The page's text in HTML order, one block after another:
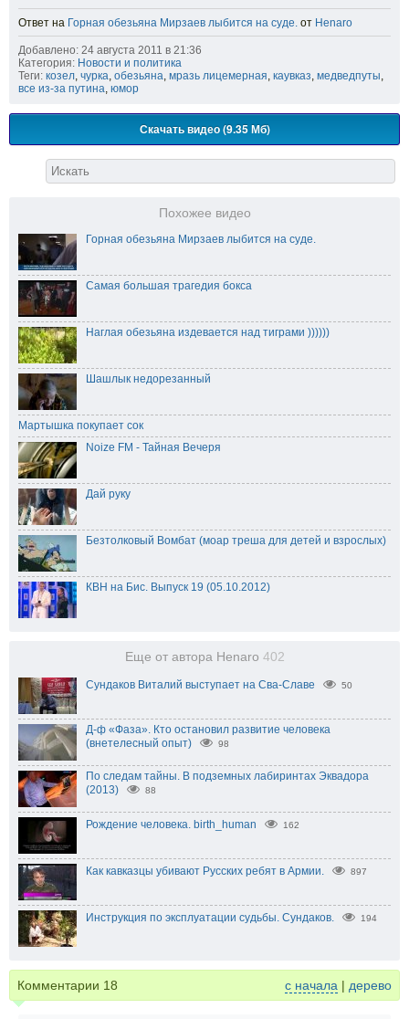
Ответ на Горная обезьяна Мирзаев лыбится на суде. от Henaro
Добавлено: 24 августа 2011 в 21:36
Категория: Новости и политика
Теги: козел, чурка, обезьяна, мразь лицемерная, каувказ, медведпуты,
все из-за путина, юмор
Скачать видео (9.35 Мб)
Похожее видео
Горная обезьяна Мирзаев лыбится на суде.
Самая большая трагедия бокса
Наглая обезьяна издевается над тиграми ))))))
Шашлык недорезанный
Мартышка покупает сок
Noize FM - Тайная Вечеря
Дай руку
Безтолковый Вомбат (моар треша для детей и взрослых)
КВН на Бис. Выпуск 19 (05.10.2012)
Еще от автора Henaro 402
Сундаков Виталий выступает на Сва-Славе 50
Д-ф «Фаза». Кто остановил развитие человека
(внетелесный опыт)
98
По следам тайны. В подземных лабиринтах Эквадора
(2013)
88
Рождение человека. birth_human 162
Как кавказцы убивают Русских ребят в Армии. 897
Инструкция по эксплуатации судьбы. Сундаков. 194
Комментарии 18 с начала | дерево